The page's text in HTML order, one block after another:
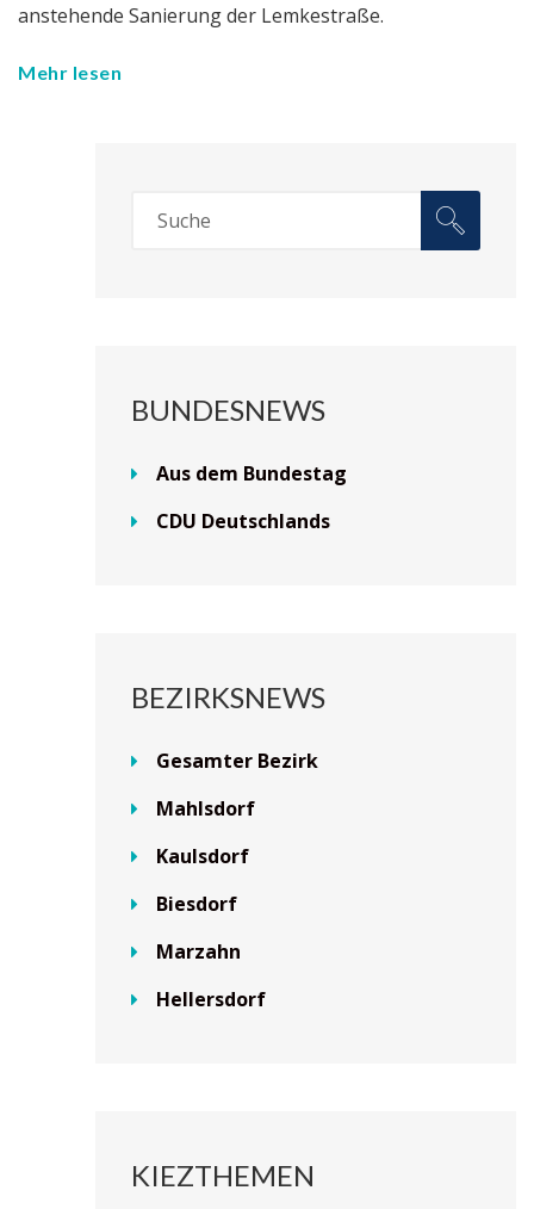
anstehende Sanierung der Lemkestraße.
Mehr lesen
BUNDESNEWS
Aus dem Bundestag
CDU Deutschlands
BEZIRKSNEWS
Gesamter Bezirk
Mahlsdorf
Kaulsdorf
Biesdorf
Marzahn
Hellersdorf
KIEZTHEMEN